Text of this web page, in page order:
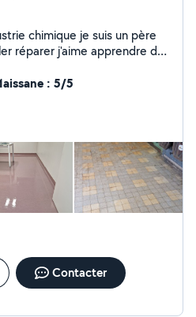
chimique je suis un père
réparer j'aime apprendre de
le nettoyage industriel ou aux
: 5/5
Contacter